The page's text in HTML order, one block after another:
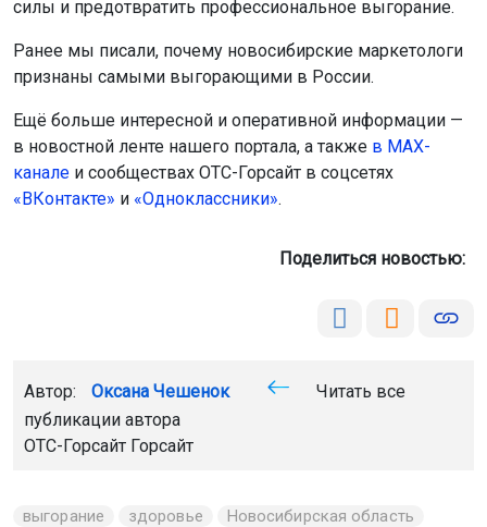
силы и предотвратить профессиональное выгорание.
Ранее мы писали, почему новосибирские маркетологи
признаны самыми выгорающими в России.
Ещё больше интересной и оперативной информации —
в новостной ленте нашего портала, а также в МАХ-
канале и сообществах ОТС-Горсайт в соцсетях
«ВКонтакте» и «Одноклассники».
Поделиться новостью:
Автор: Оксана Чешенок
Читать все
публикации автора
ОТС-Горсайт Горсайт
выгорание здоровье Новосибирская область